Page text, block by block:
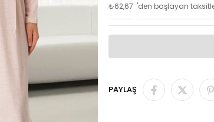
₺62,67 'den başlayan
PAYLAŞ